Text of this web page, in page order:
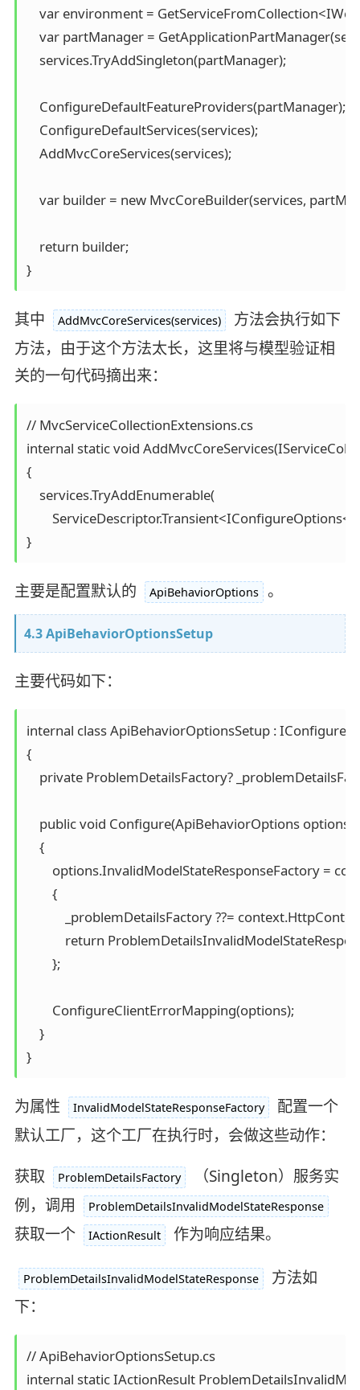
var environment =
var partManager =
    services.TryAddSingleton(partManager);
    ConfigureDefaultFeatureProviders(partManager);
    ConfigureDefaultServices(services);
    AddMvcCoreServices(services);
var builder = new MvcCoreBuilder(services,
    return builder;
}
其中 AddMvcCoreServices(services)
方法会执行如下
方法，由于这个方法太长，这里将与模型验证相
关的一句代码摘出来：
// MvcServiceCollectionExtensions.cs
internal static void
{
    services.TryAddEnumerable(
}
主要是配置默认的 ApiBehaviorOptions 。
4.3 ApiBehaviorOptionsSetup
主要代码如下：
internal class ApiBehaviorOptionsSetup :
{
private ProblemDetailsFactory?
    public void Configure(ApiBehaviorOptions options)
    {
options.InvalidModelStateResponseFactory =
        {
_problemDetailsFactory ??=
return
        };
        ConfigureClientErrorMapping(options);
    }
}
为属性 InvalidModelStateResponseFactory
配置一个
默认工厂，这个工厂在执行时，会做这些动作：
获取
ProblemDetailsFactory
（Singleton）服务实
例，调用
ProblemDetailsInvalidModelStateResponse
获取一个 IActionResult 作为响应结果。
ProblemDetailsInvalidModelStateResponse
方法如
下：
// ApiBehaviorOptionsSetup.cs
internal static IActionResult